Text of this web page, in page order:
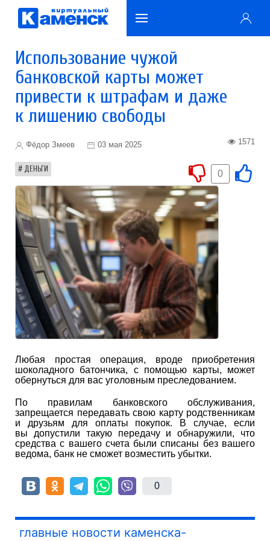
Использование чужой
банковской карты может
привести к штрафам и даже
к лишению свободы
Фёдор Змеев 03 мая 2025 1571
ДЕНЬГИ 0
Любая простая операция, вроде приобретения
шоколадного батончика, с помощью карты, может
обернуться для вас уголовным преследованием.
По правилам банковского обслуживания,
запрещается передавать свою карту родственникам
и друзьям для оплаты покупок. В случае, если
вы допустили такую передачу и обнаружили, что
средства с вашего счета были списаны без вашего
ведома, банк не сможет возместить убытки.
0
главные новости каменска-